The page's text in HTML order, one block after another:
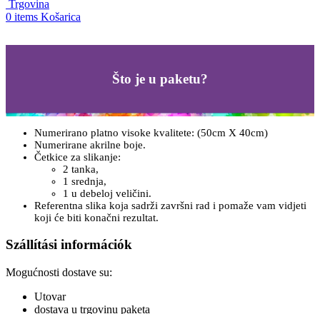
Trgovina
0 items Košarica
Što je u paketu?
Numerirano platno visoke kvalitete: (50cm X 40cm)
Numerirane akrilne boje.
Četkice za slikanje:
2 tanka,
1 srednja,
1 u debeloj veličini.
Referentna slika koja sadrži završni rad i pomaže vam vidjeti
koji će biti konačni rezultat.
Szállítási információk
Mogućnosti dostave su:
Utovar
dostava u trgovinu paketa